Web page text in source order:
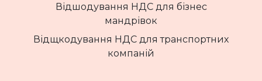
Відшодування НДС для бізнес
мандрівок
Відщкодування НДС для транспортних
компаній